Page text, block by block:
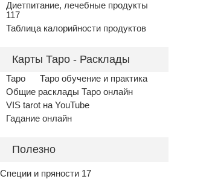
Диетпитание, лечебные продукты
117
Таблица калорийности продуктов
Карты Таро - Расклады
Таро
Таро обучение и практика
Общие расклады Таро онлайн
VIS tarot на YouTube
Гадание онлайн
Полезно
Специи и пряности 17